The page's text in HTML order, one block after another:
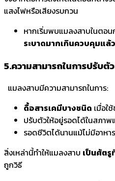
แสงไฟหรือเสียงรบกวน
หากเริ่มพบแมลงสาบในตอน
ระบาดมากเกินควบคุมแล้ว
5.ความสามารถในการปรับตั
แมลงสาบมีความสามารถในการ:
ดื้อสารเคมีบางชนิด เมื่อใ
ปรับตัวให้อยู่รอดได้ในสภา
รอดชีวิตได้นานแม้ไม่มีอาหา
สิ่งเหล่านี้ทำให้แมลงสาบ เป็นศัตรู
ถูกวิธี